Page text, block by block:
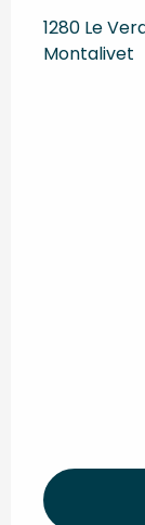
1280 Le
Montalivet